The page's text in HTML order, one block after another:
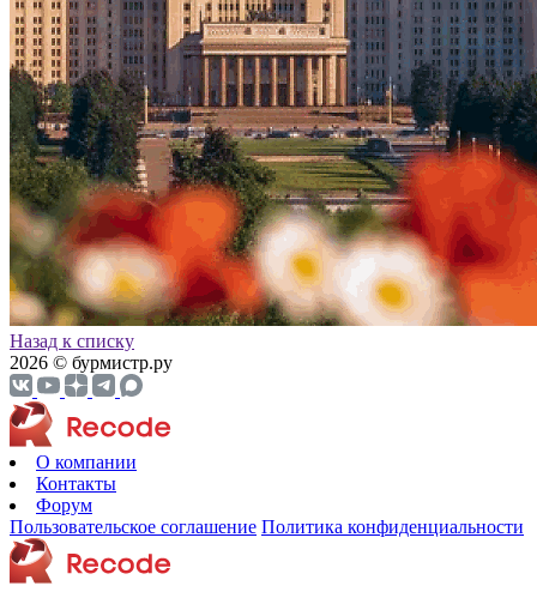
Назад к списку
2026 © бурмистр.ру
О компании
Контакты
Форум
Пользовательское соглашение Политика конфиденциальности